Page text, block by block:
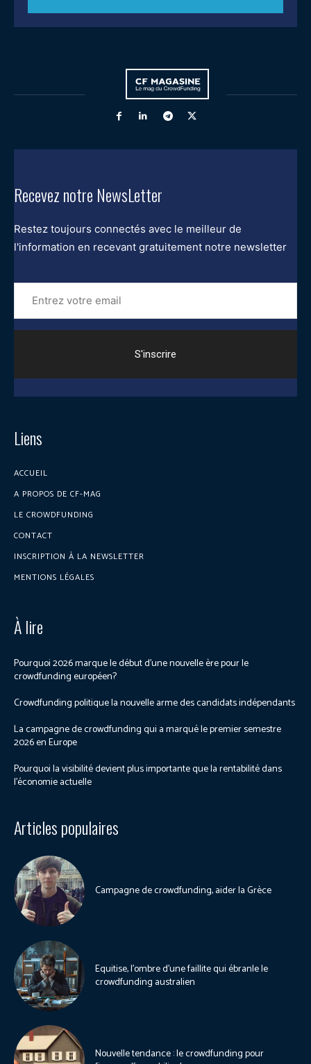
Recevez notre NewsLetter
Restez toujours connectés avec le meilleur de
l'information en recevant gratuitement notre newsletter
Entrez
votre
email
Liens
ACCUEIL
A PROPOS DE CF-MAG
LE CROWDFUNDING
CONTACT
INSCRIPTION À LA NEWSLETTER
MENTIONS LÉGALES
À lire
Pourquoi 2026 marque le début d’une nouvelle ère pour le
crowdfunding européen?
Crowdfunding politique la nouvelle arme des candidats indépendants
La campagne de crowdfunding qui a marqué le premier semestre
2026 en Europe
Pourquoi la visibilité devient plus importante que la rentabilité dans
l’économie actuelle
Articles populaires
Campagne de crowdfunding, aider la Grèce
Equitise, l’ombre d’une faillite qui ébranle le
crowdfunding australien
Nouvelle tendance : le crowdfunding pour